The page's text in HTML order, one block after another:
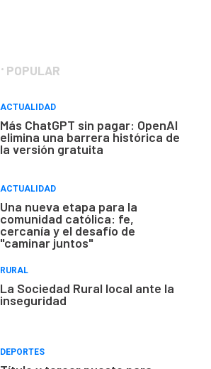
POPULAR
ACTUALIDAD
Más ChatGPT sin pagar: OpenAI
elimina una barrera histórica de
la versión gratuita
ACTUALIDAD
Una nueva etapa para la
comunidad católica: fe,
cercanía y el desafío de
"caminar juntos"
RURAL
La Sociedad Rural local ante la
inseguridad
DEPORTES